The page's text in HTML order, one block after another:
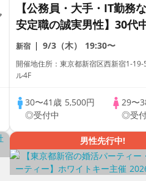
【公務員・大手・IT勤務
安定職の誠実男性】30代
｜個室でゆったり“大人のご
褒美”スイーツ婚活個室ス
イル/White Key AI
新宿 9/3（木） 19:30〜
開催地住所：東京都新宿区西新宿1-
ル4F
30〜41歳 5,500円
◎受付中
29〜
◎受
男性先行中!